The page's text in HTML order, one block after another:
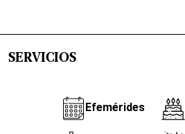
SERVICIOS
Efemérides